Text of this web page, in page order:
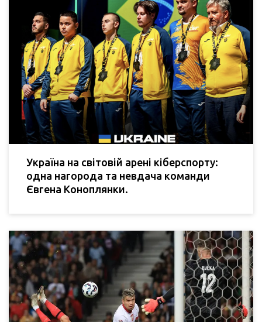
Україна на світовій арені кіберспорту:
одна нагорода та невдача команди
Євгена Коноплянки.